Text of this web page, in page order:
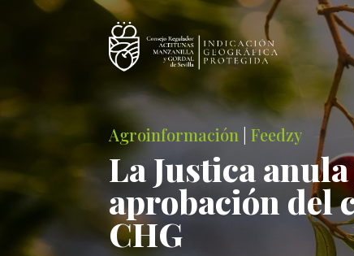
Agroinformación |Feedzy
La Justica
aprobación del
CHG